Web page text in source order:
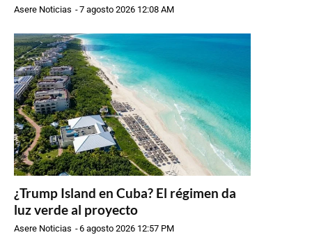
Asere Noticias -7 agosto 2026 12:08 AM
¿Trump Island en Cuba? El régimen da
luz verde al proyecto
Asere Noticias -6 agosto 2026 12:57 PM